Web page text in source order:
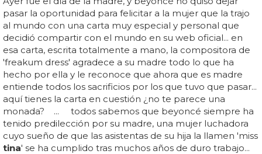
pasar la oportunidad para felicitar a la mujer que la trajo
al mundo con una carta muy especial y personal que
decidió compartir con el mundo en su web oficial... en
esa carta, escrita totalmente a mano, la compositora de
'freakum dress' agradece a su madre todo lo que ha
hecho por ella y le reconoce que ahora que es madre
entiende todos los sacrificios por los que tuvo que pasar...
aquí tienes la carta en cuestión ¿no te parece una
monada? ... todos sabemos que beyoncé siempre ha
tenido predilección por su madre, una mujer luchadora
cuyo sueño de que las asistentas de su hija la llamen 'miss
tina' se ha cumplido tras muchos años de duro trabajo...